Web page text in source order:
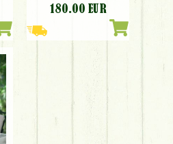
180.00 EUR